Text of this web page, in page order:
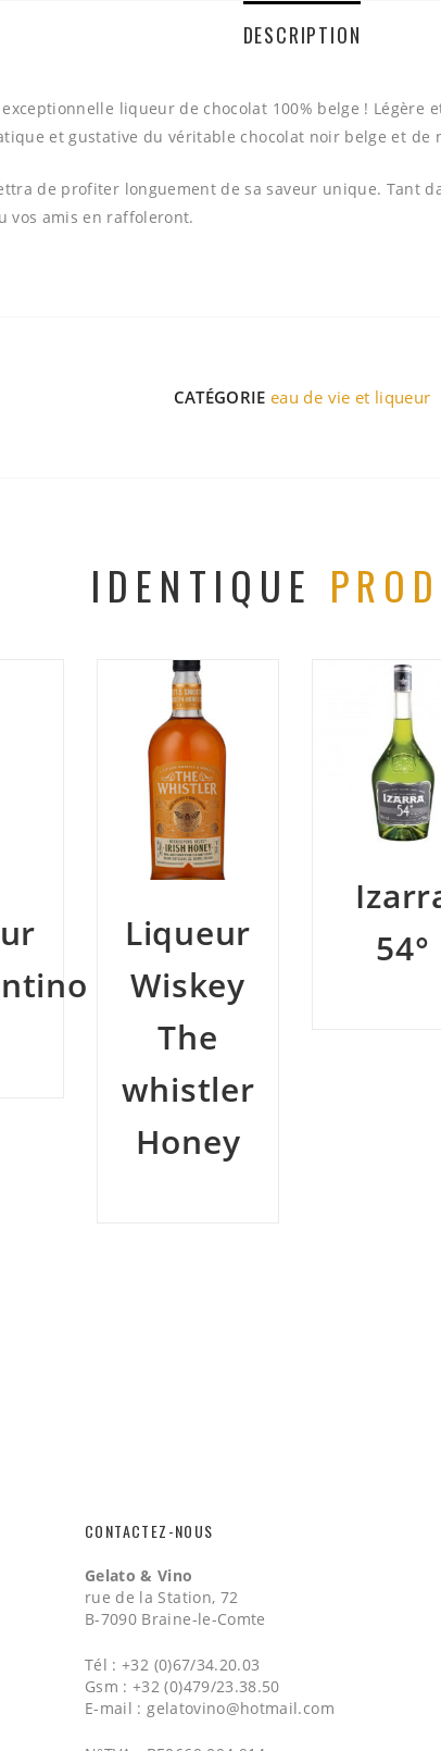
DESCRIPTION
exceptionnelle liqueur de chocolat 100% belge !
et gustative du véritable chocolat noir belge et de
de profiter longuement de sa saveur unique. Tant
vos amis en raffoleront.
CATÉGORIE eau de vie et liqueur
IDENTIQUE
54°
Eau de
CONTACTEZ-NOUS
Gelato & Vino
rue de la Station, 72
B-7090 Braine-le-Comte
Tél : +32 (0)67/34.20.03
Gsm : +32 (0)479/23.38.50
E-mail :gelatovino@hotmail.com